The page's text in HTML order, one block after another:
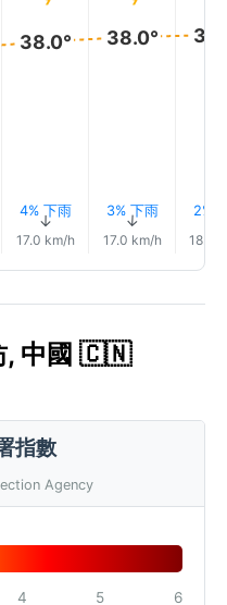
38.0°
4% 下雨
↑
17.0 km/h
38.0°
3% 下雨
↑
17.0 km/h
2%
18.0
, 中國 🇨🇳
指數
Agency
4 5 6